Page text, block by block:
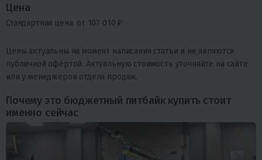
Цена
Стандартная цена: от 107 010 ₽
Цены актуальны на момент написания статьи и не являются
публичной офертой. Актуальную стоимость уточняйте на сайте
или у менеджеров отдела продаж.
Почему это бюджетный питбайк купить стоит
именно сейчас